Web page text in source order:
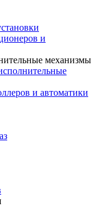
и
механизмы
и автоматики